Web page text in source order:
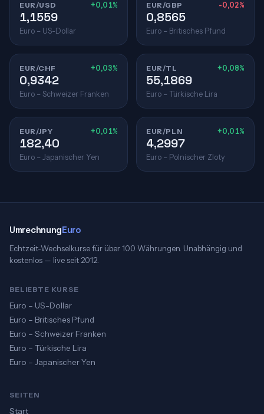
EUR/USD +0,01%
1,1559
Euro – US-Dollar
EUR/GBP -0,02%
0,8565
Euro – Britisches Pfund
EUR/CHF +0,03%
0,9342
Euro – Schweizer Franken
EUR/TL +0,08%
55,1869
Euro – Türkische Lira
EUR/JPY +0,01%
182,40
Euro – Japanischer Yen
EUR/PLN +0,01%
4,2997
Euro – Polnischer Zloty
UmrechnungEuro
Echtzeit-Wechselkurse für über 100 Währungen. Unabhängig und
kostenlos — live seit 2012.
BELIEBTE KURSE
Euro – US-Dollar
Euro – Britisches Pfund
Euro – Schweizer Franken
Euro – Türkische Lira
Euro – Japanischer Yen
SEITEN
Start